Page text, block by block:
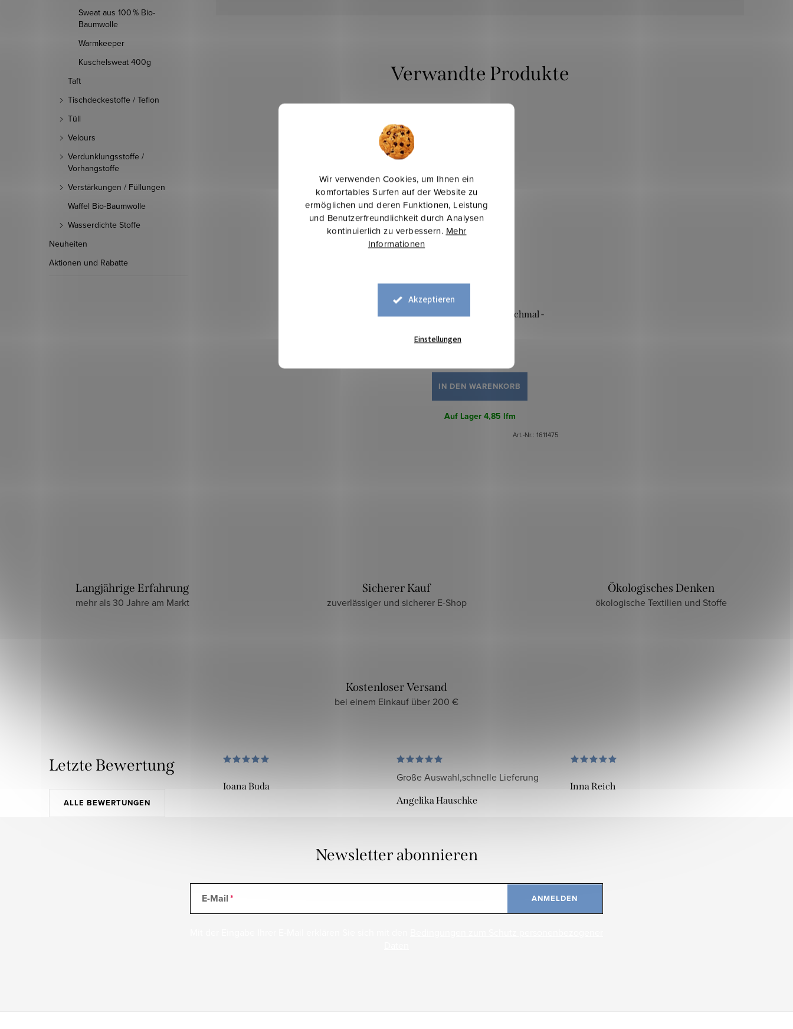
Wir verwenden Cookies, um Ihnen ein
komfortables Surfen auf der Website zu
ermöglichen und deren Funktionen, Leistung
und Benutzerfreundlichkeit durch Analysen
kontinuierlich zu verbessern. Mehr
Informationen
Akzeptieren
Einstellungen
Sweat aus 100 % Bio-
Baumwolle
Warmkeeper
Kuschelsweat 400g
Taft
Tischdeckestoffe / Teflon
Tüll
Velours
Verdunklungsstoffe /
Vorhangstoffe
Verstärkungen / Füllungen
Waffel Bio-Baumwolle
Wasserdichte Stoffe
Neuheiten
Aktionen und Rabatte
Verwandte Produkte
Mehr für weniger
Bündchen Jogging 1x1 schmal -
IN DEN WARENKORB
Auf Lager4,85 lfm
Art.-Nr.: 1611475
Langjährige Erfahrung
mehr als 30 Jahre am Markt
Sicherer Kauf
zuverlässiger und sicherer E-Shop
Ökologisches Denken
ökologische Textilien und Stoffe
Kostenloser Versand
bei einem Einkauf über 200 €
Letzte Bewertung
ALLE BEWERTUNGEN
Ioana Buda
Große Auswahl,schnelle Lieferung
Angelika Hauschke
Inna Reich
Newsletter abonnieren
E-Mail ANMELDEN